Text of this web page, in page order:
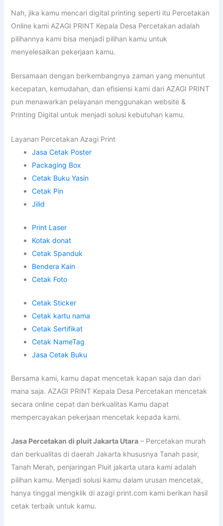
Nah, jika kamu mencari digital printing seperti itu Percetakan
Online kami AZAGI PRINT Kepala Desa Percetakan adalah
pilihannya kami bisa menjadi pilihan kamu untuk
menyelesaikan pekerjaan kamu.
Bersamaan dengan berkembangnya zaman yang menuntut
kecepatan, kemudahan, dan efisiensi kami dari AZAGI PRINT
pun menawarkan pelayanan menggunakan website &
Printing Digital untuk menjadi solusi kebutuhan kamu.
Layanan Percetakan Azagi Print
Jasa Cetak Poster
Packaging Box
Cetak Buku Yasin
Cetak Pin
Jilid
Print Laser
Kotak donat
Cetak Spanduk
Bendera Kain
Cetak Foto
Cetak Sticker
Cetak kartu nama
Cetak Sertifikat
Cetak NameTag
Jasa Cetak Buku
Bersama kami, kamu dapat mencetak kapan saja dan dari
mana saja. AZAGI PRINT Kepala Desa Percetakan mencetak
secara online cepat dan berkualitas Kamu dapat
mempercayakan pekerjaan mencetak kepada kami.
Jasa Percetakan di pluit Jakarta Utara– Percetakan murah
dan berkualitas di daerah Jakarta khususnya Tanah pasir,
Tanah Merah, penjaringan Pluit jakarta utara kami adalah
pilihan kamu. Menjadi solusi kamu dalam urusan mencetak,
hanya tinggal mengklik di azagi print.com kami berikan hasil
cetak terbaik untuk kamu.